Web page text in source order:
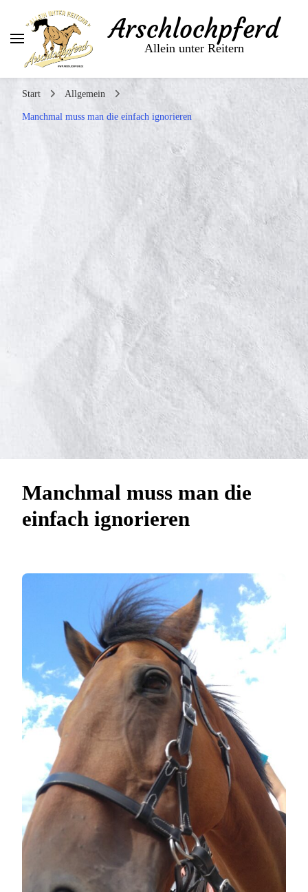
Arschlochpferd
Allein unter Reitern
Start Allgemein
Manchmal muss man die einfach ignorieren
Manchmal muss man die
einfach ignorieren